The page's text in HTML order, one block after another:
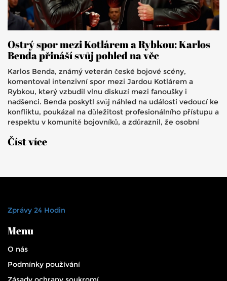
Ostrý spor mezi Kotlárem a Rybkou: Karlos
Benda přináší svůj pohled na věc
Karlos Benda, známý veterán české bojové scény,
komentoval intenzivní spor mezi Jardou Kotlárem a
Rybkou, který vzbudil vlnu diskuzí mezi fanoušky i
nadšenci. Benda poskytl svůj náhled na události vedoucí ke
konfliktu, poukázal na důležitost profesionálního přístupu a
respektu v komunitě bojovníků, a zdůraznil, že osobní
Číst více
Zprávy 24 Hodin
Menu
O nás
Podmínky používání